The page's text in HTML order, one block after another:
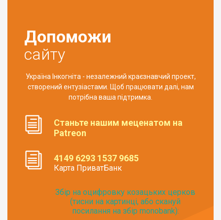
Допоможи
сайту
Україна Інкогніта - незалежний краєзнавчий проект,
створений ентузіастами. Щоб працювати далі, нам
потрібна ваша підтримка.
Станьте нашим меценатом на
Patreon
4149 6293 1537 9685
Карта ПриватБанк
Збір на оцифровку козацьких церков
(тисни на картинці, або скануй
посилання на збір monobank):